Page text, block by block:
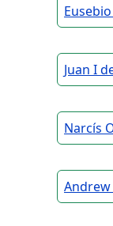
Juan I
Narcís